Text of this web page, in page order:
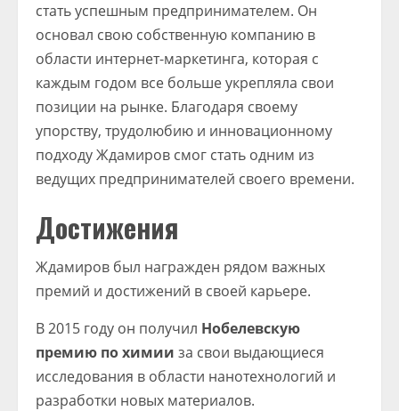
стать успешным предпринимателем. Он
основал свою собственную компанию в
области интернет-маркетинга, которая с
каждым годом все больше укрепляла свои
позиции на рынке. Благодаря своему
упорству, трудолюбию и инновационному
подходу Ждамиров смог стать одним из
ведущих предпринимателей своего времени.
Достижения
Ждамиров был награжден рядом важных
премий и достижений в своей карьере.
В 2015 году он получил Нобелевскую
премию по химии за свои выдающиеся
исследования в области нанотехнологий и
разработки новых материалов.